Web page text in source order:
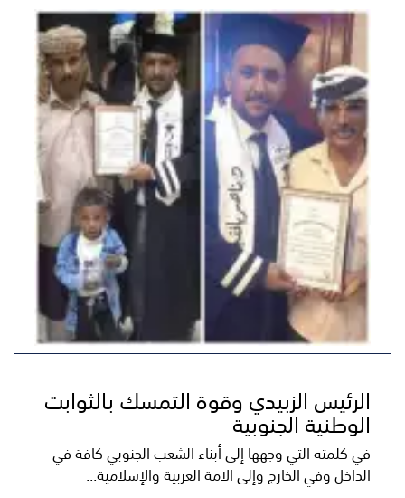
الرئيس الزبيدي وقوة التمسك بالثوابت
الوطنية الجنوبية
في كلمته التي وجهها إلى أبناء الشعب الجنوبي كافة في
الداخل وفي الخارج وإلى الامة العربية والإسلامية...